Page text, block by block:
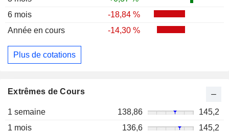
6 mois
-18,84 %
Année en cours
-14,30 %
Plus de cotations
Extrêmes de Cours
1 semaine 138,86
145,2
1 mois
136,6
145,2